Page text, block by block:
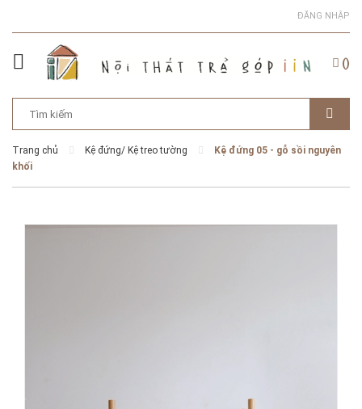
ĐĂNG NHẬP
()
Trang chủ Kệ đứng/ Kệ treo tường
Kệ đứng 05 - gỗ sồi nguyên
khối